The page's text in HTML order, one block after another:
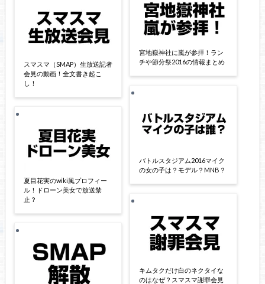
スマスマ（SMAP）生放送記者
会見の動画！全文書き起こ
し！
夏目花実のwiki風プロフィー
ル！ドローン美女で放送禁
止？
宮地嶽神社に嵐が参拝！ラン
チや節分祭2016の情報まとめ
バトルスタジアム2016マイク
の女の子は？モデル？MNB？
キムタクだけ白のネクタイな
のはなぜ？スマスマ謝罪会見